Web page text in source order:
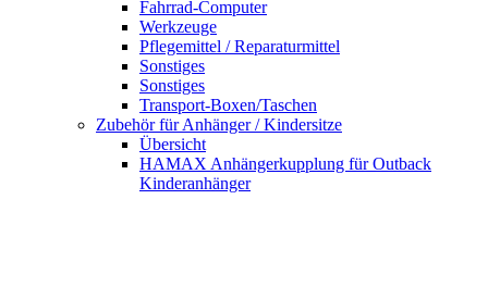
Fahrrad-Computer
Werkzeuge
Pflegemittel / Reparaturmittel
Sonstiges
Sonstiges
Transport-Boxen/Taschen
Zubehör für Anhänger / Kindersitze
Übersicht
HAMAX Anhängerkupplung für Outback
Kinderanhänger